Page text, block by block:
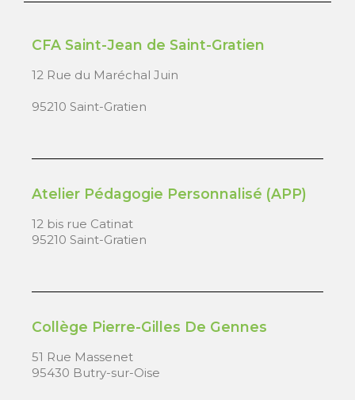
CFA Saint-Jean de Saint-Gratien
12 Rue du Maréchal Juin
95210 Saint-Gratien
Atelier Pédagogie Personnalisé (APP)
12 bis rue Catinat
95210 Saint-Gratien
Collège Pierre-Gilles De Gennes
51 Rue Massenet
95430 Butry-sur-Oise